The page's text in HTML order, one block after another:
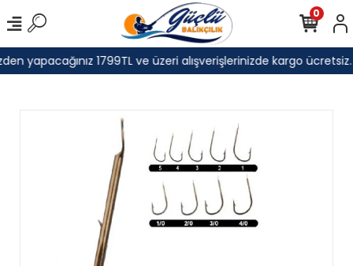
yapacağınız 1799TL ve üzeri alışverişlerinizde kargo ücretsiz.
0